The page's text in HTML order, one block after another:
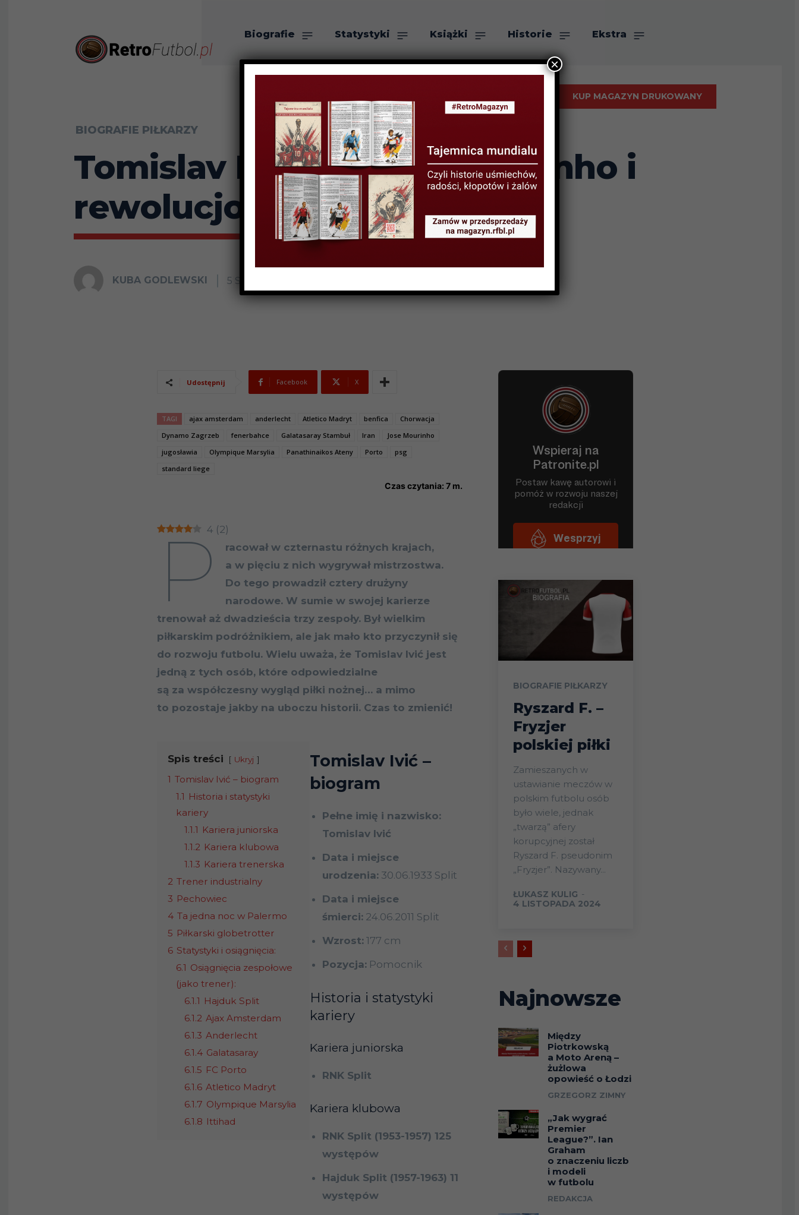
Biografie Statystyki Książki Historie Ekstra
O nas
KUP MAGAZYN DRUKOWANY
BIOGRAFIE PIŁKARZY
Tomislav Ivić -mentor Mourinho i
rewolucjonista
KUBA GODLEWSKI 5 SIERPNIA 2023
Udostępnij Facebook X
TAGI ajax amsterdam anderlecht Atletico Madryt benfica
Chorwacja
Dynamo Zagrzeb
fenerbahce Galatasaray Stambuł Iran
Jose Mourinho
jugosławia
Olympique Marsylia Panathinaikos Ateny Porto
psg
standard liege
Czas czytania: 7 m.
4 (2)
P
racował w czternastu różnych krajach,
a w pięciu z nich wygrywał mistrzostwa.
Do tego prowadził cztery drużyny
narodowe. W sumie w swojej karierze
trenował aż dwadzieścia trzy zespoły. Był wielkim
piłkarskim podróżnikiem, ale jak mało kto przyczynił się
do rozwoju futbolu. Wielu uważa, że Tomislav Ivić jest
jedną z tych osób, które odpowiedzialne
są za współczesny wygląd piłki nożnej… a mimo
to pozostaje jakby na uboczu historii. Czas to zmienić!
Spis treści Ukryj
1 Tomislav Ivić – biogram
1.1 Historia i statystyki
kariery
1.1.1 Kariera juniorska
1.1.2 Kariera klubowa
1.1.3 Kariera trenerska
2 Trener industrialny
3 Pechowiec
4 Ta jedna noc w Palermo
5 Piłkarski globetrotter
6 Statystyki i osiągnięcia:
6.1 Osiągnięcia zespołowe
(jako trener):
6.1.1 Hajduk Split
6.1.2 Ajax Amsterdam
6.1.3 Anderlecht
6.1.4 Galatasaray
6.1.5 FC Porto
6.1.6 Atletico Madryt
6.1.7 Olympique Marsylia
6.1.8 Ittihad
Tomislav Ivić –
biogram
Pełne imię i nazwisko:
Tomislav Ivić
Data i miejsce
urodzenia:30.06.1933 Split
Data i miejsce
śmierci:24.06.2011 Split
Wzrost:177 cm
Pozycja:Pomocnik
Historia i statystyki
kariery
Kariera juniorska
RNK Split
Kariera klubowa
RNK Split (1953-1957) 125
występów
Hajduk Split (1957-1963) 11
występów
BIOGRAFIE PIŁKARZY
Ryszard F. –
Fryzjer
polskiej piłki
Zamieszanych w
ustawianie meczów w
polskim futbolu osób
było wiele, jednak
„twarzą” afery
korupcyjnej został
Ryszard F. pseudonim
„Fryzjer”. Nazywany...
ŁUKASZ KULIG -
4 LISTOPADA 2024
Najnowsze
Między
Piotrkowską
a Moto Areną –
żużlowa
opowieść o Łodzi
GRZEGORZ ZIMNY
„Jak wygrać
Premier
League?”. Ian
Graham
o znaczeniu liczb
i modeli
w futbolu
REDAKCJA
×